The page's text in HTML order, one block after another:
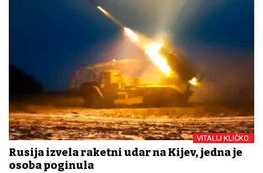
VITALIJ KLIČKO:
Rusija izvela raketni udar na Kijev, jedna je
osoba poginula